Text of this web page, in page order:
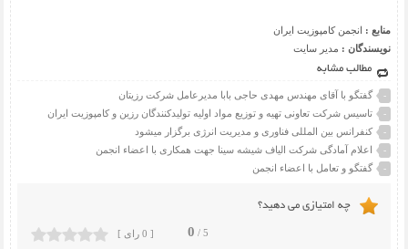
منابع : انجمن کامپوزیت ایران
نویسندگان : مدیر سایت
مطالب مشابه
- گفتگو با آقای مهندس مهدی حاجی بابا مدیرعامل شرکت رزیتان
- تاسیس شرکت تعاونی تهیه و توزیع مواد اولیه تولیدکنندگان رزین و کامپوزیت ایران
- کنفرانس بین المللی فناوری و مدیریت انرژی برگزار میشود
- اعلام آمادگی شرکت الیاف شیشه سینا جهت همکاری با اعضاء انجمن
- گفتگو و تعامل با اعضاء انجمن
چه امتیازی می دهید؟
5 /
0 [ 0 رای ]